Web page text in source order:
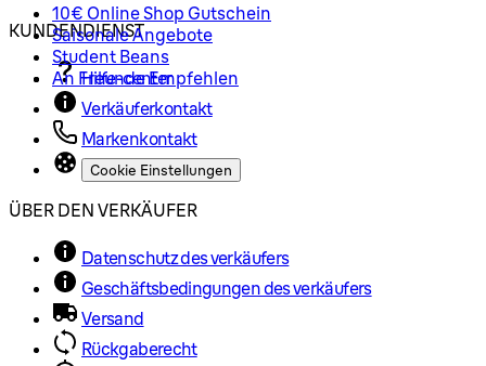
10€ Online Shop Gutschein
Saisonale Angebote
Student Beans
An Freunde Empfehlen
KUNDENDIENST
Hilfe-center
Verkäuferkontakt
Markenkontakt
Cookie Einstellungen
ÜBER DEN VERKÄUFER
Datenschutz des verkäufers
Geschäftsbedingungen des verkäufers
Versand
Rückgaberecht